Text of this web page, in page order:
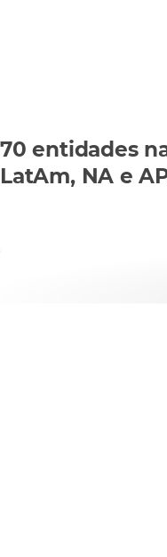
70 entidades
LatAm, NA e